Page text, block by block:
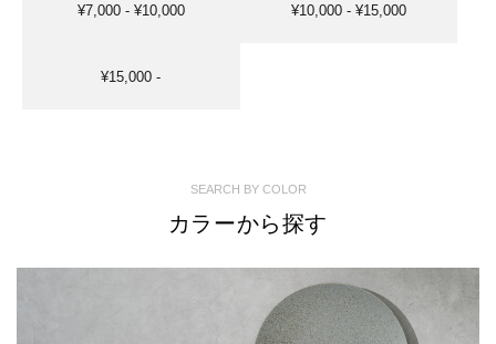
¥7,000 - ¥10,000 ¥10,000 - ¥15,000
¥15,000 -
SEARCH BY COLOR
カラーから探す